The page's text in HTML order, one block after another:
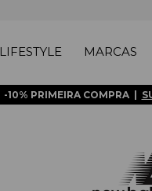
LIFESTYLE MARCAS
-10% PRIMEIRA COMPRA |